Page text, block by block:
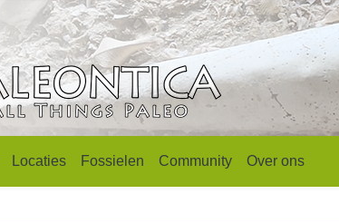
Locaties Fossielen Community Over ons